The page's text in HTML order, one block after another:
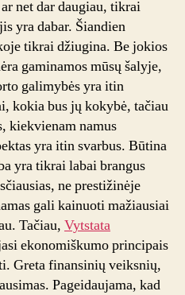
net dar daugiau, tikrai
yra dabar. Šiandien
tikrai džiugina. Be jokios
gaminamos mūsų šalyje,
galimybės yra itin
kokia bus jų kokybė, tačiau
kiekvienam namus
yra itin svarbus. Būtina
yra tikrai labai brangus
ne prestižinėje
gali kainuoti mažiausiai
Tačiau, Vytstata
ekonomiškumo principais
Greta finansinių veiksnių,
Pageidaujama, kad